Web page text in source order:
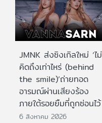
JMNK ส่งซิงเกิลใหม่ ‘ไม่
คิดถึงเท่าไหร่ (behind
the smile)’ถ่ายทอด
อารมณ์ผ่านเสียงร้อง
ภายใต้รอยยิ้มที่ถูกซ่อนไว้
6 สิงหาคม 2026